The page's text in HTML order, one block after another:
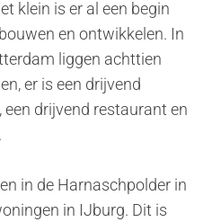
klein is er al een begin
en ontwikkelen. In
liggen achttien
er is een drijvend
drijvend restaurant en
in de Harnaschpolder in
in IJburg. Dit is